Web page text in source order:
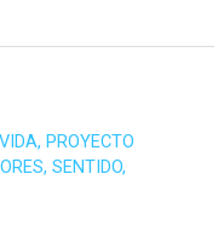
,PROYECTO
,SENTIDO,